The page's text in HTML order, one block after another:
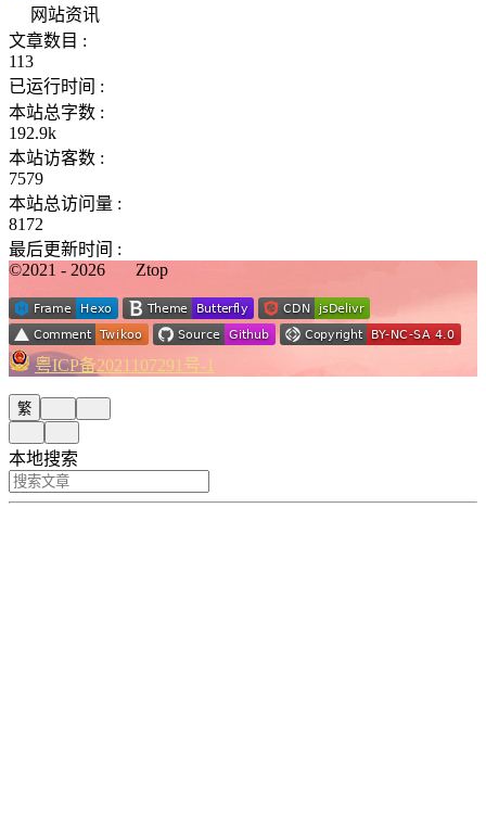
网站资讯
文章数目 :
113
已运行时间 :
本站总字数 :
192.9k
本站访客数 :
7579
本站总访问量 :
8172
最后更新时间 :
©2021 - 2026
Ztop
粤ICP备2021107291号-1
繁
本地搜索